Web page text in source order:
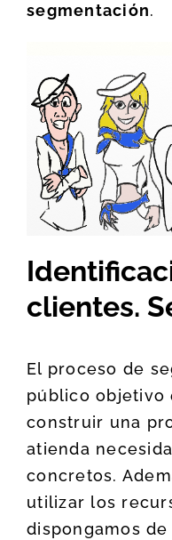
segmentación.
clientes.
El proceso de
público objetivo
construir una
atienda
concretos.
utilizar los
dispongamos